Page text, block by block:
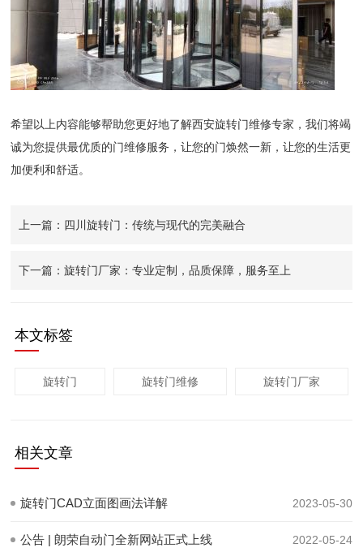
希望以上内容能够帮助您更好地了解西安旋转门维修专家，我们将竭
诚为您提供最优质的门维修服务，让您的门焕然一新，让您的生活更
加便利和舒适。
上一篇：四川旋转门：传统与现代的完美融合
下一篇：旋转门厂家：专业定制，品质保障，服务至上
本文标签
旋转门 旋转门维修 旋转门厂家
相关文章
旋转门CAD立面图画法详解 2023-05-30
公告 | 朗荣自动门全新网站正式上线 2022-05-24